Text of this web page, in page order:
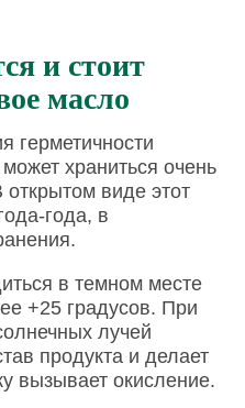
и стоит
масло
герметичности
храниться очень
открытом виде этот
года, в
в темном месте
+25 градусов. При
лучей
продукта и делает
вызывает окисление.